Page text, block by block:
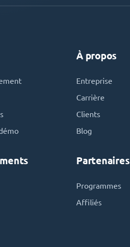
À propos
Entreprise
Carrière
Clients
Blog
Partenaires
Programmes
Affiliés